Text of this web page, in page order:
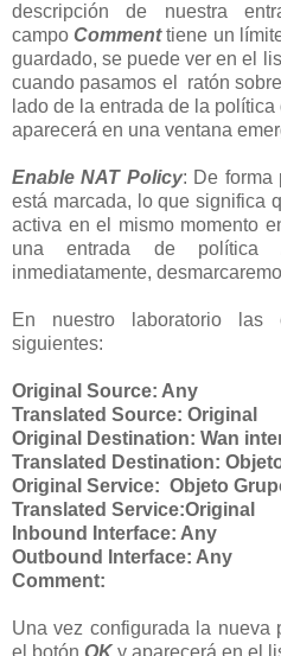
descripción de nuestra
campoCommenttiene un
guardado, se puede ver en el
cuando pasamos el ratón
lado de la entrada de la política
aparecerá en una ventana
Enable NAT Policy: De forma
está marcada, lo que significa
activa en el mismo momento
una entrada de política
inmediatamente,
En nuestro laboratorio las
siguientes:
Original Source: Any
Translated Source: Original
Original Destination: Wan
Translated Destination:
Original Service: Objeto
Translated Service:Original
Inbound Interface: Any
Outbound Interface: Any
Comment:
Una vez configurada la nueva